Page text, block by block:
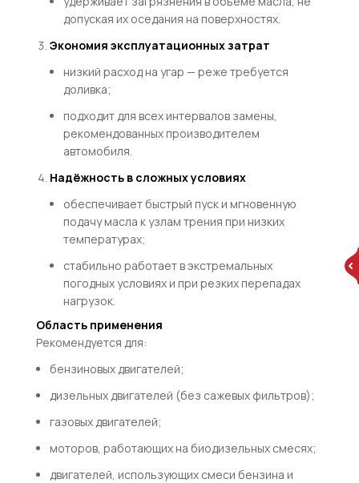
допуская их оседания на поверхностях.
Экономия эксплуатационных затрат
низкий расход на угар — реже требуется
доливка;
подходит для всех интервалов замены,
рекомендованных производителем
автомобиля.
Надёжность в сложных условиях
обеспечивает быстрый пуск и мгновенную
подачу масла к узлам трения при низких
температурах;
стабильно работает в экстремальных
погодных условиях и при резких перепадах
нагрузок.
Область применения
Рекомендуется для:
бензиновых двигателей;
дизельных двигателей (без сажевых фильтров);
газовых двигателей;
моторов, работающих на биодизельных смесях;
двигателей, использующих смеси бензина и